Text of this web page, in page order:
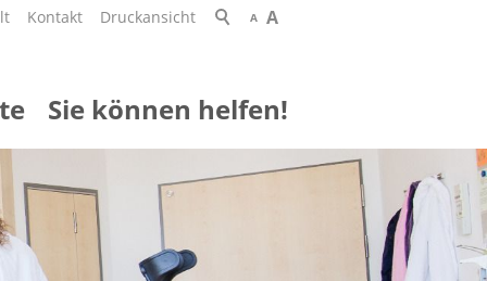
A A
Kontakt Druckansicht
Sie können helfen!